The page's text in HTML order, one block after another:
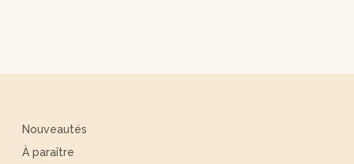
Nouveautés
À paraître